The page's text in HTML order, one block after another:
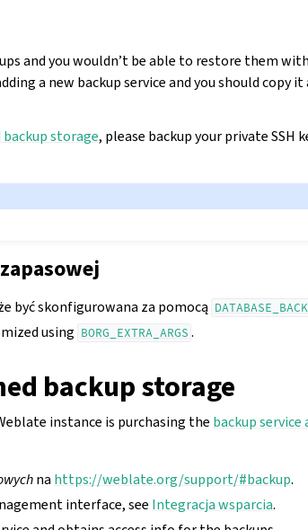
and you wouldn’t be able to restore them
a new backup service and you should copy it
storage, please backup your private SSH
być skonfigurowana za pomocą
using BORG_EXTRA_ARGS .
backup storage
instance is purchasing the backup
na https://weblate.org/support/#backup.
interface, see Integracja wsparcia.